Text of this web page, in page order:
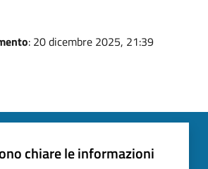
: 20 dicembre 2025, 21:39
chiare le informazioni